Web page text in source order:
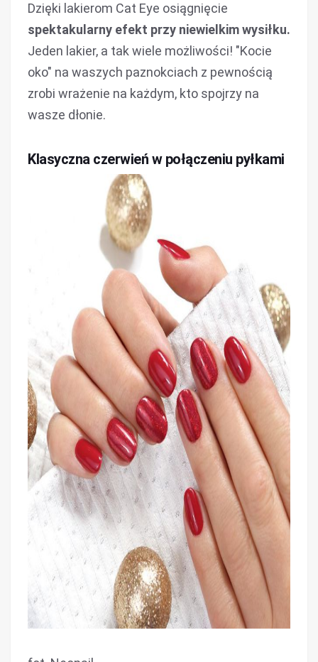
Dzięki lakierom Cat Eye osiągnięcie
spektakularny efekt przy niewielkim wysiłku.
Jeden lakier, a tak wiele możliwości! "Kocie
oko" na waszych paznokciach z pewnością
zrobi wrażenie na każdym, kto spojrzy na
wasze dłonie.
Klasyczna czerwień w połączeniu pyłkami